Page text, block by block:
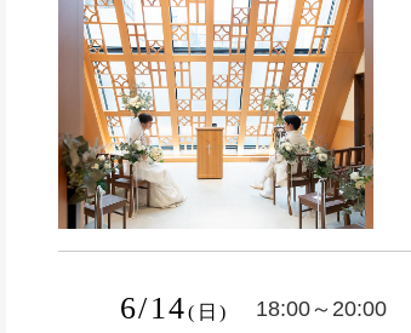
6/14(日) 18:00～20:00